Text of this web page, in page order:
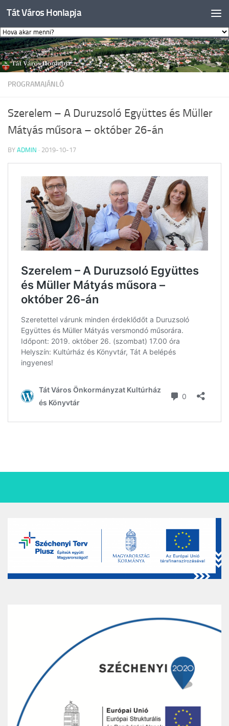
Skip to content
Tát Város Honlapja
PROGRAMAJÁNLÓ
Szerelem – A Duruzsoló Együttes és Müller
Mátyás műsora – október 26-án
BY ADMIN · 2019-10-17